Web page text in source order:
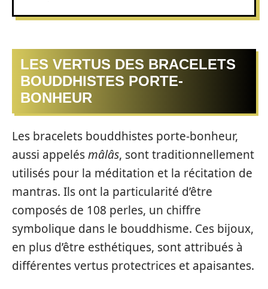
LES VERTUS DES BRACELETS
BOUDDHISTES PORTE-
BONHEUR
Les bracelets bouddhistes porte-bonheur,
aussi appelésmâlâs, sont traditionnellement
utilisés pour la méditation et la récitation de
mantras. Ils ont la particularité d’être
composés de 108 perles, un chiffre
symbolique dans le bouddhisme. Ces bijoux,
en plus d’être esthétiques, sont attribués à
différentes vertus protectrices et apaisantes.